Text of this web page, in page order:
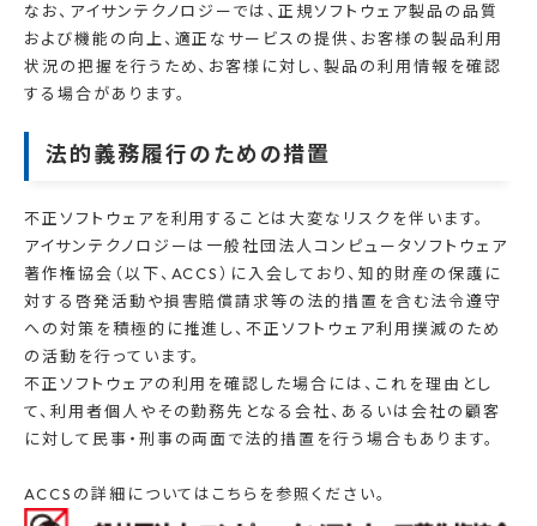
なお、アイサンテクノロジーでは、正規ソフトウェア製品の品質
および機能の向上、適正なサービスの提供、お客様の製品利用
状況の把握を行うため、お客様に対し、製品の利用情報を確認
する場合があります。
法的義務履行のための措置
不正ソフトウェアを利用することは大変なリスクを伴います。
アイサンテクノロジーは一般社団法人コンピュータソフトウェア
著作権協会（以下、ACCS）に入会しており、知的財産の保護に
対する啓発活動や損害賠償請求等の法的措置を含む法令遵守
への対策を積極的に推進し、不正ソフトウェア利用撲滅のため
の活動を行っています。
不正ソフトウェアの利用を確認した場合には、これを理由とし
て、利用者個人やその勤務先となる会社、あるいは会社の顧客
に対して民事・刑事の両面で法的措置を行う場合もあります。
ACCSの詳細については こちら を参照ください。